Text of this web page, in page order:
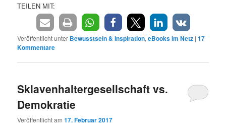
TEILEN MIT:
Veröffentlicht unter Bewusstsein & Inspiration,eBooks im Netz |17
Kommentare
Sklavenhaltergesellschaft vs.
Demokratie
Veröffentlicht am17. Februar 2017